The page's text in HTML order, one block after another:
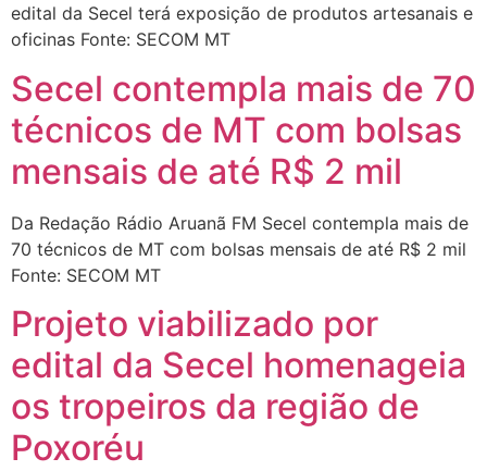
edital da Secel terá exposição de produtos artesanais e
oficinas Fonte: SECOM MT
Secel contempla mais de 70
técnicos de MT com bolsas
mensais de até R$ 2 mil
Da Redação Rádio Aruanã FM Secel contempla mais de
70 técnicos de MT com bolsas mensais de até R$ 2 mil
Fonte: SECOM MT
Projeto viabilizado por
edital da Secel homenageia
os tropeiros da região de
Poxoréu